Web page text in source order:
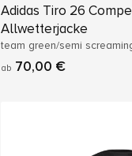
Adidas Tiro 26
Allwetterjacke
team green/semi
ab 70,00 €